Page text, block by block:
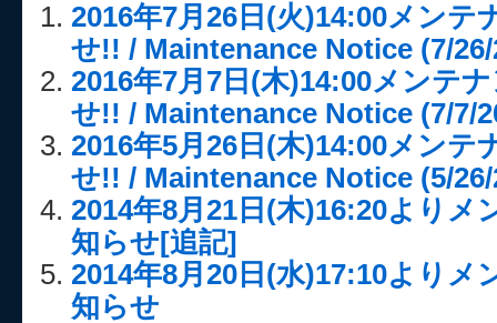
2016年7月26日(火)14:00メンテ
せ!! / Maintenance Notice (7/26/
2016年7月7日(木)14:00メンテ
せ!! / Maintenance Notice (7/7/
2016年5月26日(木)14:00メンテ
せ!! / Maintenance Notice (5/26/
2014年8月21日(木)16:20よりメ
知らせ[追記]
2014年8月20日(水)17:10よりメ
知らせ